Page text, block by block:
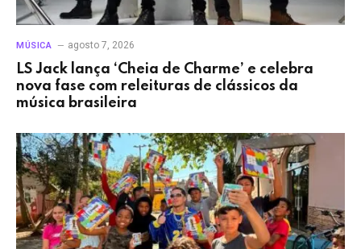
MÚSICA agosto 7, 2026
LS Jack lança ‘Cheia de Charme’ e celebra
nova fase com releituras de clássicos da
música brasileira